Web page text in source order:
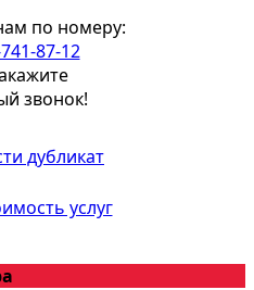
по номеру:
87-12
звонок!
дубликат
услуг